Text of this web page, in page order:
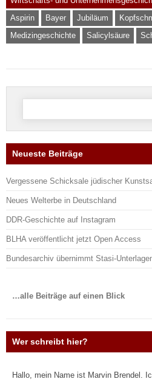
Aspirin
Bayer Jubiläum
Medizingeschichte
Salicylsäure
Suche
Neueste Beiträge
Vergessene Schicksale jüdischer
Neues Welterbe in Deutschland
DDR-Geschichte auf Instagram
BLHA veröffentlicht jetzt Open Access
Bundesarchiv übernimmt Stasi-
…alle Beiträge auf einen Blick
Wer schreibt hier?
Hallo, mein Name ist Marvin Brendel.